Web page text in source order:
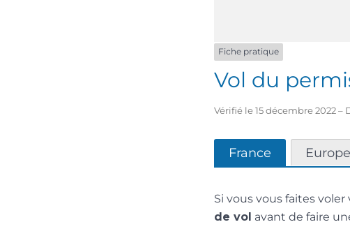
Fiche pratique
Vol du
Vérifié le 15 décembre 2022
France Europe
Si vous vous faites
de vol avant de faire